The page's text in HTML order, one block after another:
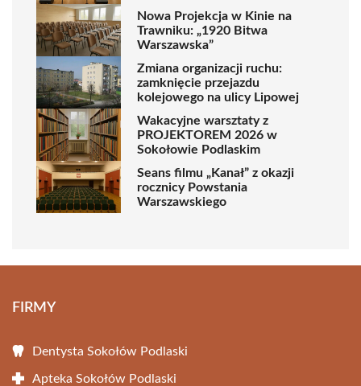
Nowa Projekcja w Kinie na
Trawniku: „1920 Bitwa
Warszawska”
Zmiana organizacji ruchu:
zamknięcie przejazdu
kolejowego na ulicy Lipowej
Wakacyjne warsztaty z
PROJEKTOREM 2026 w
Sokołowie Podlaskim
Seans filmu „Kanał” z okazji
rocznicy Powstania
Warszawskiego
FIRMY
Dentysta Sokołów Podlaski
Apteka Sokołów Podlaski